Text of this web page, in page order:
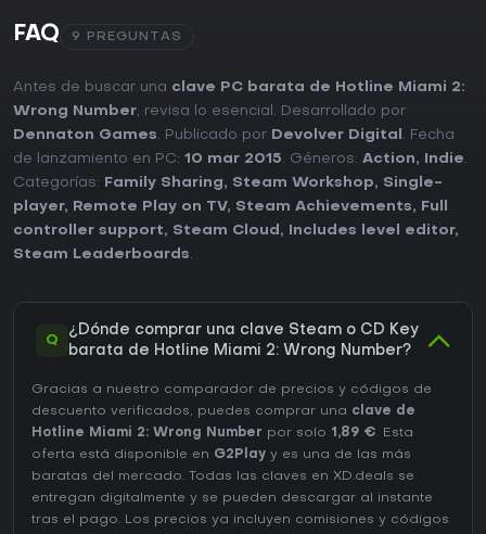
FAQ 9 PREGUNTAS
Antes de buscar una clave PC barata de Hotline Miami 2:
Wrong Number, revisa lo esencial. Desarrollado por
Dennaton Games. Publicado por Devolver Digital . Fecha
de lanzamiento en PC: 10 mar 2015. Géneros: Action, Indie.
Categorías:
Family Sharing, Steam Workshop, Single-
player, Remote Play on TV, Steam Achievements,
Full
controller support, Steam Cloud , Includes level editor,
Steam Leaderboards.
Q
¿Dónde comprar una clave Steam o CD Key
barata de Hotline Miami 2: Wrong Number?
Gracias a nuestro comparador de precios y códigos de
descuento verificados, puedes comprar una clave de
Hotline Miami 2: Wrong Number por solo 1,89 €. Esta
oferta está disponible en G2Play y es una de las más
baratas del mercado. Todas las claves en XD.deals se
entregan digitalmente y se pueden descargar al instante
tras el pago. Los precios ya incluyen comisiones y códigos